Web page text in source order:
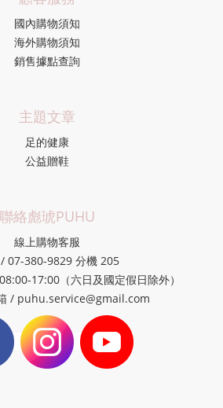
國內購物須知
海外購物須知
銷售據點查詢
主題文章
足的健康
公益贈鞋
聯絡彪琥PUHU
線上購物客服
07-380-9829 分機 205
17:00（六日及國定假日除外）
/ puhu.service@gmail.com